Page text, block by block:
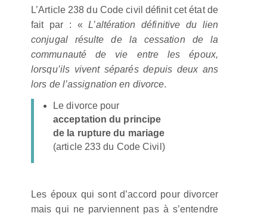
L’Article 238 du Code civil définit cet état de
fait par : «L’altération définitive du lien
conjugal résulte de la cessation de la
communauté de vie entre les époux,
lorsqu’ils vivent séparés depuis deux ans
lors de l’assignation en divorce.
Le divorce pour
acceptation du principe
de la rupture du mariage
(article 233 du Code Civil)
Les époux qui sont d’accord pour divorcer
mais qui ne parviennent pas à s’entendre